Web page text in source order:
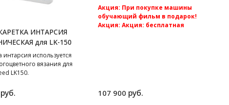
ИНТАРСИЯ
для LK-150
интарсия используется
вязания для
LK150.
руб.
Акция: При покупке машины
обучающий фильм в подарок!
Акция: Акция: бесплатная
107 900 руб.